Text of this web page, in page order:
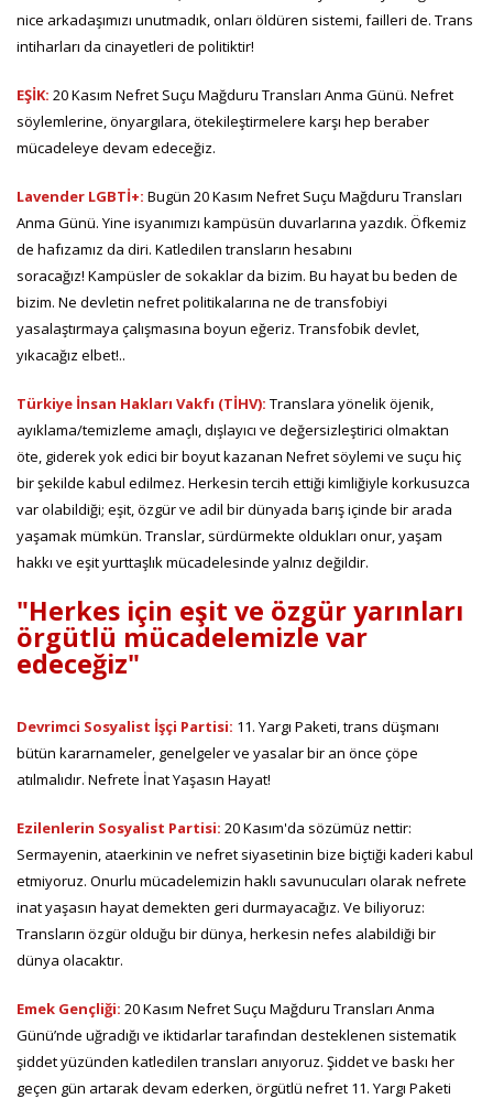
nice arkadaşımızı unutmadık, onları öldüren sistemi, failleri de. Trans
intiharları da cinayetleri de politiktir!
EŞİK: 20 Kasım Nefret Suçu Mağduru Transları Anma Günü. Nefret
söylemlerine, önyargılara, ötekileştirmelere karşı hep beraber
mücadeleye devam edeceğiz.
Lavender LGBTİ+: Bugün 20 Kasım Nefret Suçu Mağduru Transları
Anma Günü. Yine isyanımızı kampüsün duvarlarına yazdık. Öfkemiz
de hafızamız da diri. Katledilen transların hesabını
soracağız! Kampüsler de sokaklar da bizim. Bu hayat bu beden de
bizim. Ne devletin nefret politikalarına ne de transfobiyi
yasalaştırmaya çalışmasına boyun eğeriz. Transfobik devlet,
yıkacağız elbet!..
Türkiye İnsan Hakları Vakfı (TİHV): Translara yönelik öjenik,
ayıklama/temizleme amaçlı, dışlayıcı ve değersizleştirici olmaktan
öte, giderek yok edici bir boyut kazanan Nefret söylemi ve suçu hiç
bir şekilde kabul edilmez. Herkesin tercih ettiği kimliğiyle korkusuzca
var olabildiği; eşit, özgür ve adil bir dünyada barış içinde bir arada
yaşamak mümkün. Translar, sürdürmekte oldukları onur, yaşam
hakkı ve eşit yurttaşlık mücadelesinde yalnız değildir.
"Herkes için eşit ve özgür yarınları
örgütlü mücadelemizle var
edeceğiz"
Devrimci Sosyalist İşçi Partisi: 11. Yargı Paketi, trans düşmanı
bütün kararnameler, genelgeler ve yasalar bir an önce çöpe
atılmalıdır. Nefrete İnat Yaşasın Hayat!
Ezilenlerin Sosyalist Partisi: 20 Kasım'da sözümüz nettir:
Sermayenin, ataerkinin ve nefret siyasetinin bize biçtiği kaderi kabul
etmiyoruz. Onurlu mücadelemizin haklı savunucuları olarak nefrete
inat yaşasın hayat demekten geri durmayacağız. Ve biliyoruz:
Transların özgür olduğu bir dünya, herkesin nefes alabildiği bir
dünya olacaktır.
Emek Gençliği: 20 Kasım Nefret Suçu Mağduru Transları Anma
Günü’nde uğradığı ve iktidarlar tarafından desteklenen sistematik
şiddet yüzünden katledilen transları anıyoruz. Şiddet ve baskı her
geçen gün artarak devam ederken, örgütlü nefret 11. Yargı Paketi